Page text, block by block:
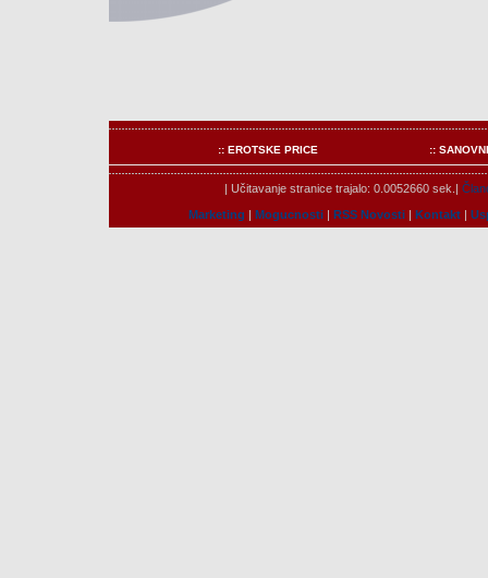
:: EROTSKE PRICE ::
| Učitavanje stranice trajalo: 0.0052660 sek.|
Marketing | Mogucnosti| RSS Novosti| Kontakt|